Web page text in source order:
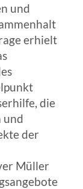
und
erhielt
die
und
der
Müller